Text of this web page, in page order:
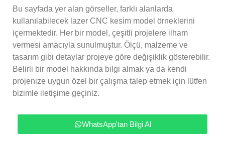
Bu sayfada yer alan görseller, farklı alanlarda
kullanılabilecek lazer CNC kesim model örneklerini
içermektedir. Her bir model, çeşitli projelere ilham
vermesi amacıyla sunulmuştur. Ölçü, malzeme ve
tasarım gibi detaylar projeye göre değişiklik gösterebilir.
Belirli bir model hakkında bilgi almak ya da kendi
projenize uygun özel bir çalışma talep etmek için lütfen
bizimle iletişime geçiniz.
WhatsApp'tan Bilgi Al